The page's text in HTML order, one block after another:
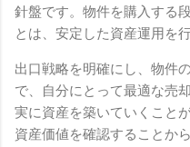
針盤です。物件を購入する
とは、安定した資産運用を
出口戦略を明確にし、物件
で、自分にとって最適な売
実に資産を築いていくこと
資産価値を確認することか